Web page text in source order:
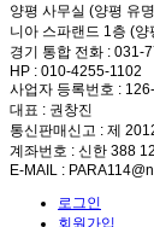
양평 사무실 (양평 유
니아 스파랜드 1층 (
경기 통합 전화 : 031-
HP : 010-4255-1102
사업자 등록번호 :
대표 : 권창진
통신판매신고 : 제
계좌번호 : 신한 388
E-MAIL :
로그인
회원가입